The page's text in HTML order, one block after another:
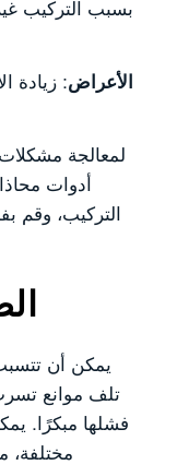
بسبب التركيب
الأعراض: زيادة
لمعالجة مشكلات
أدوات
التركيب، وقم
يمكن أن
تلف موانع
فشلها مبكرًا.
مختلفة،